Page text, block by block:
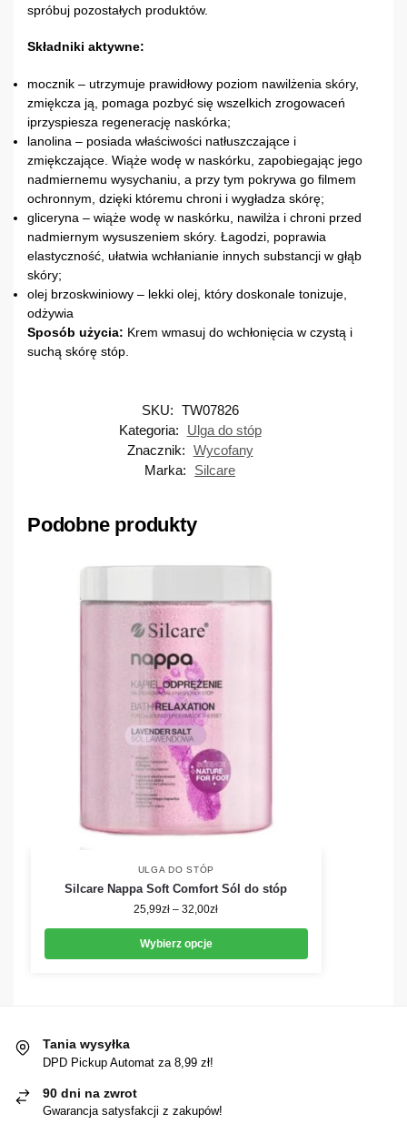
spróbuj pozostałych produktów.
Składniki aktywne:
mocznik – utrzymuje prawidłowy poziom nawilżenia skóry,
zmiękcza ją, pomaga pozbyć się wszelkich zrogowaceń
iprzyspiesza regenerację naskórka;
lanolina – posiada właściwości natłuszczające i
zmiękczające. Wiąże wodę w naskórku, zapobiegając jego
nadmiernemu wysychaniu, a przy tym pokrywa go filmem
ochronnym, dzięki któremu chroni i wygładza skórę;
gliceryna – wiąże wodę w naskórku, nawilża i chroni przed
nadmiernym wysuszeniem skóry. Łagodzi, poprawia
elastyczność, ułatwia wchłanianie innych substancji w głąb
skóry;
olej brzoskwiniowy – lekki olej, który doskonale tonizuje,
odżywia
Sposób użycia: Krem wmasuj do wchłonięcia w czystą i
suchą skórę stóp.
SKU: TW07826
Kategoria:
Ulga do stóp
Znacznik: Wycofany
Marka:
Silcare
Podobne produkty
ULGA DO STÓP
Silcare Nappa Soft Comfort Sól do stóp
25,99zł – 32,00zł
Wybierz opcje
Tania wysyłka
DPD Pickup Automat za 8,99 zł!
90 dni na zwrot
Gwarancja satysfakcji z zakupów!